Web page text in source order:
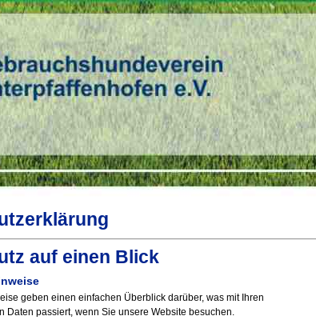
auf einen Blick
geben einen einfachen Überblick darüber, was mit Ihren
Daten passiert, wenn Sie unsere Website besuchen.